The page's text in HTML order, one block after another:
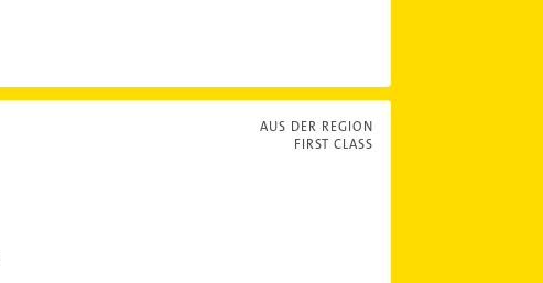
AUS DER REGION
FIRST CLASS